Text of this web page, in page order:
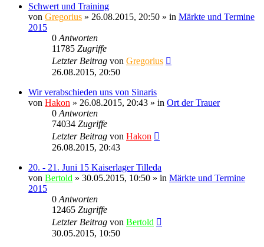
Schwert und Training
von Gregorius » 26.08.2015, 20:50 » in Märkte und Termine
2015
0 Antworten
11785 Zugriffe
Letzter Beitrag von Gregorius
26.08.2015, 20:50
Wir verabschieden uns von Sinaris
von Hakon » 26.08.2015, 20:43 » in Ort der Trauer
0 Antworten
74034 Zugriffe
Letzter Beitrag von Hakon
26.08.2015, 20:43
20. - 21. Juni 15 Kaiserlager Tilleda
von Bertold » 30.05.2015, 10:50 » in Märkte und Termine
2015
0 Antworten
12465 Zugriffe
Letzter Beitrag von Bertold
30.05.2015, 10:50